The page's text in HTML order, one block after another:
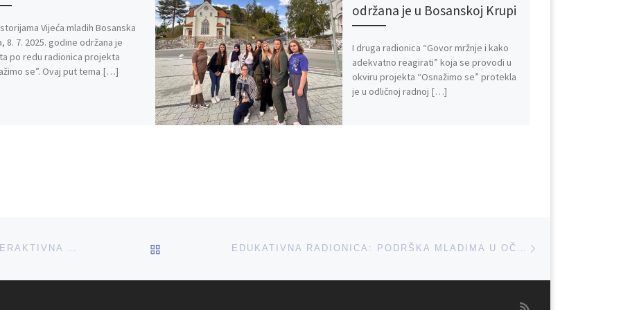
Vijeća mladih Bosanska
8. 7. 2025. godine održana je
po redu radionica projekta
se”. Ovaj put tema […]
održana je u Bosanskoj Krupi
I druga radionica “Govor mržnje i kako
adekvatno reagirati” koja se provodi u
okviru projekta “Osnažimo se” protekla
je u odličnoj radnoj […]
MLADI PROTIV NASILJA: ODRŽANA INTERAKTIVNA RADIONICA O PREPOZNAVANJU RODNO UVJETOVANOG NASILJA I RAZBIJANJU MITOVA BACK TO POST LIST EDUKATIVNA RADIONICA: PODRŠKA MLADIMA U OČUVANJU MENTALNOG ZDRAVLJA